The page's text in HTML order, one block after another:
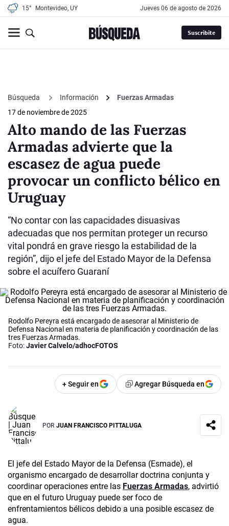
15° Montevideo, UY jueves 06 de agosto de 2026
Suscribite
Búsqueda Información
Fuerzas Armadas
17 de noviembre de 2025
Alto mando de las Fuerzas
Armadas advierte que la
escasez de agua puede
provocar un conflicto bélico en
Uruguay
“No contar con las capacidades disuasivas
adecuadas que nos permitan proteger un recurso
vital pondrá en grave riesgo la estabilidad de la
región”, dijo el jefe del Estado Mayor de la Defensa
sobre el acuífero Guaraní
Rodolfo Pereyra está encargado de asesorar al Ministerio de
Defensa Nacional en materia de planificación y coordinación de las
tres Fuerzas Armadas.
Foto:Javier Calvelo/adhocFOTOS
+ Seguir en Agregar Búsqueda en
POR JUAN FRANCISCO PITTALUGA
El jefe del Estado Mayor de la Defensa (Esmade), el
organismo encargado de desarrollar doctrina conjunta y
coordinar operaciones entre las Fuerzas Armadas, advirtió
que en el futuro Uruguay puede ser foco de
enfrentamientos bélicos debido a una posible escasez de
agua.